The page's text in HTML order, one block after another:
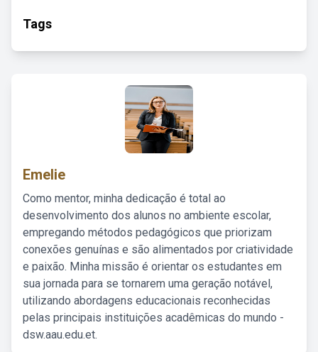
Tags
Emelie
Como mentor, minha dedicação é total ao
desenvolvimento dos alunos no ambiente escolar,
empregando métodos pedagógicos que priorizam
conexões genuínas e são alimentados por criatividade
e paixão. Minha missão é orientar os estudantes em
sua jornada para se tornarem uma geração notável,
utilizando abordagens educacionais reconhecidas
pelas principais instituições acadêmicas do mundo -
dsw.aau.edu.et.